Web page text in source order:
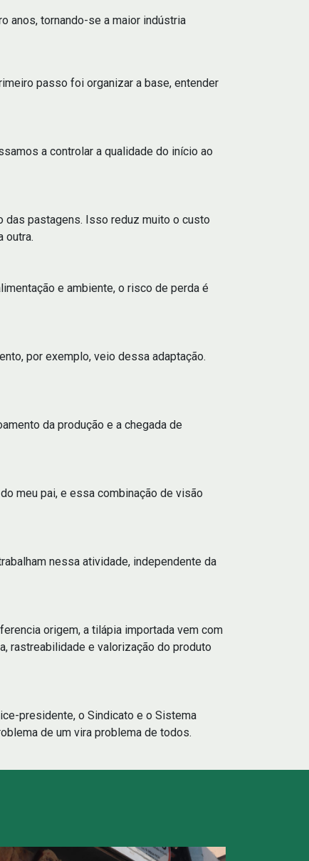
anos, tornando-se a maior indústria
passo foi organizar a base, entender
a controlar a qualidade do início ao
das pastagens. Isso reduz muito o custo
outra.
e ambiente, o risco de perda é
por exemplo, veio dessa adaptação.
da produção e a chegada de
meu pai, e essa combinação de visão
nessa atividade, independente da
origem, a tilápia importada vem com
rastreabilidade e valorização do produto
presidente, o Sindicato e o Sistema
de um vira problema de todos.